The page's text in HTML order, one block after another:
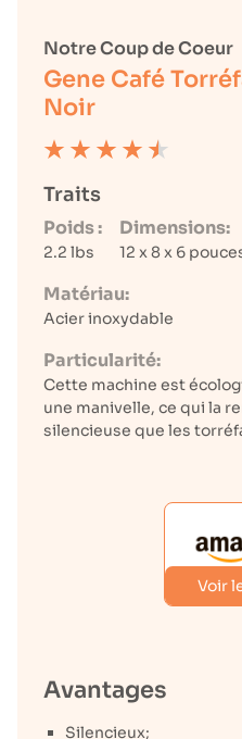
Notre Coup de Coeur
Gene Café
Noir
Traits
Poids :
2.2 lbs
Dimensions:
12 x 8 x 6
Matériau:
Acier inoxydable
Particularité:
Cette machine est
une manivelle, ce qui la
silencieuse que les
Voir
Avantages
Silencieux;